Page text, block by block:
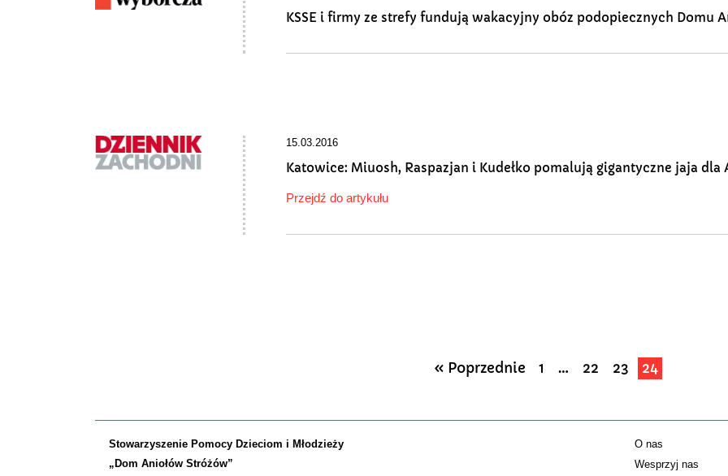
KSSE i firmy ze strefy fundują wakacyjny obóz podopiecznych Domu
15.03.2016
Katowice: Miuosh, Raspazjan i Kudełko pomalują gigantyczne jaja dla
Przejdź do artykułu
« Poprzednie 1 … 22 23 24
Stowarzyszenie Pomocy Dzieciom i Młodzieży
„Dom Aniołów Stróżów”
O nas
Wesprzyj nas